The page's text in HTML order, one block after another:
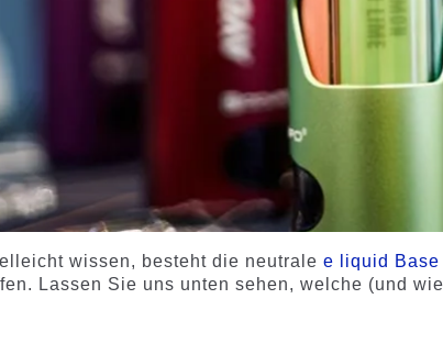
wissen, besteht die neutralee liquid Base
Lassen Sie uns unten sehen, welche (und